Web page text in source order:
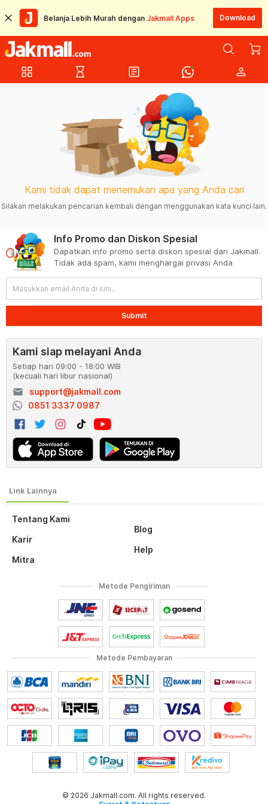
Belanja Lebih Murah dengan Jakmall Apps Download
grid_view hourglass_empty article person
Kami tidak dapat menemukan apa yang Anda cari
Silakan melakukan pencarian kembali dengan menggunakan kata kunci lain.
Tentang Kami
Karir
Mitra
Blog
Help
Info Promo dan Diskon Spesial
Dapatkan info promo serta diskon spesial dari Jakmall.
Tidak ada spam, kami menghargai privasi Anda
Submit
Kami siap melayani Anda
Setiap hari 09:00 - 18:00 WIB
(kecuali hari libur nasional)
email
support@jakmall.com
0851 3337 0987
Metode Pembayaran
Metode Pengiriman
© 2026 Jakmall.com. All rights reserved.